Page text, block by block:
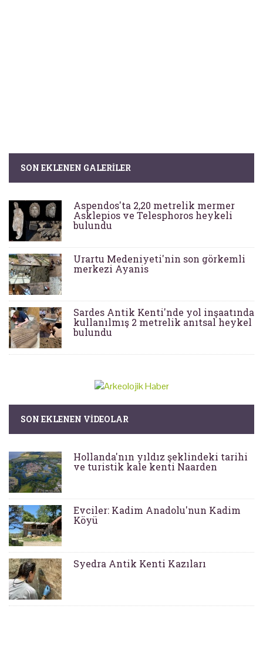
SON EKLENEN GALERILER
Aspendos'ta 2,20 metrelik mermer
Asklepios ve Telesphoros heykeli
bulundu
Urartu Medeniyeti'nin son görkemli
merkezi Ayanis
Sardes Antik Kenti'nde yol inşaatında
kullanılmış 2 metrelik anıtsal heykel
bulundu
SON EKLENEN VIDEOLAR
Hollanda'nın yıldız şeklindeki tarihi
ve turistik kale kenti Naarden
Evciler: Kadim Anadolu'nun Kadim
Köyü
Syedra Antik Kenti Kazıları